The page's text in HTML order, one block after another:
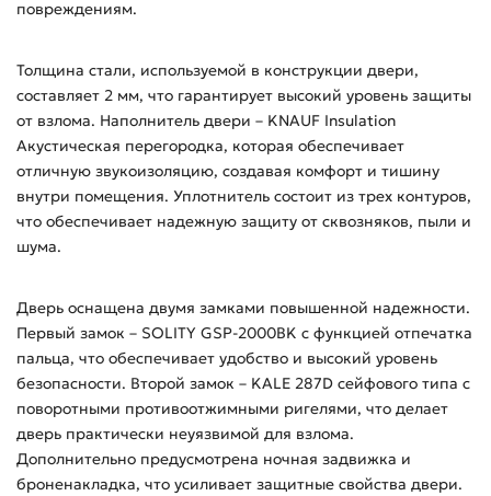
повреждениям.
Толщина стали, используемой в конструкции двери,
составляет 2 мм, что гарантирует высокий уровень защиты
от взлома. Наполнитель двери – KNAUF Insulation
Акустическая перегородка, которая обеспечивает
отличную звукоизоляцию, создавая комфорт и тишину
внутри помещения. Уплотнитель состоит из трех контуров,
что обеспечивает надежную защиту от сквозняков, пыли и
шума.
Дверь оснащена двумя замками повышенной надежности.
Первый замок – SOLITY GSP-2000BK с функцией отпечатка
пальца, что обеспечивает удобство и высокий уровень
безопасности. Второй замок – KALE 287D сейфового типа с
поворотными противоотжимными ригелями, что делает
дверь практически неуязвимой для взлома.
Дополнительно предусмотрена ночная задвижка и
броненакладка, что усиливает защитные свойства двери.